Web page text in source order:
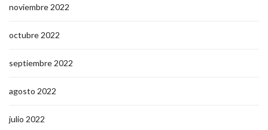
noviembre 2022
octubre 2022
septiembre 2022
agosto 2022
julio 2022